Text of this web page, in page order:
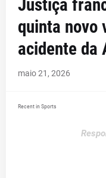
Justiça
quinta novo
acidente da
maio 21, 2026
Recent in Sports